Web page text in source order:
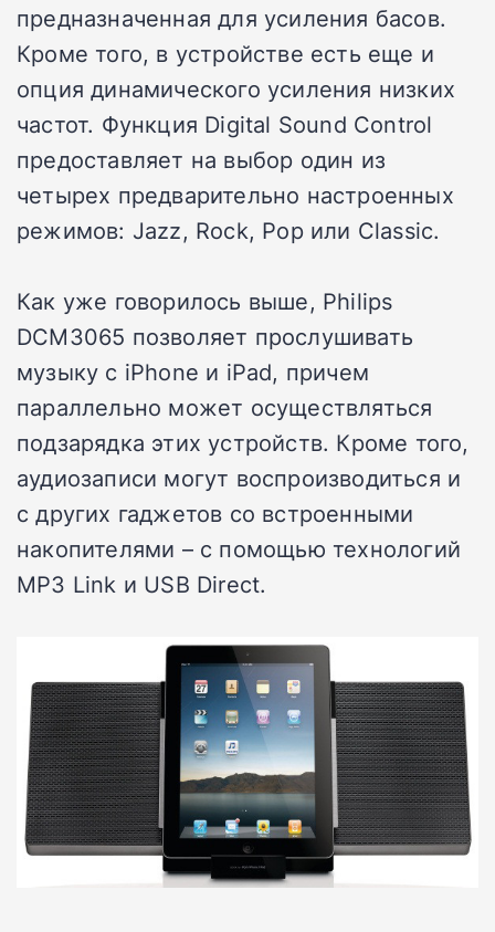
предназначенная для усиления басов.
Кроме того, в устройстве есть еще и
опция динамического усиления низких
частот. Функция Digital Sound Control
предоставляет на выбор один из
четырех предварительно настроенных
режимов: Jazz, Rock, Pop или Classic.
Как уже говорилось выше, Philips
DCM3065 позволяет прослушивать
музыку с iPhone и iPad, причем
параллельно может осуществляться
подзарядка этих устройств. Кроме того,
аудиозаписи могут воспроизводиться и
с других гаджетов со встроенными
накопителями – с помощью технологий
MP3 Link и USB Direct.